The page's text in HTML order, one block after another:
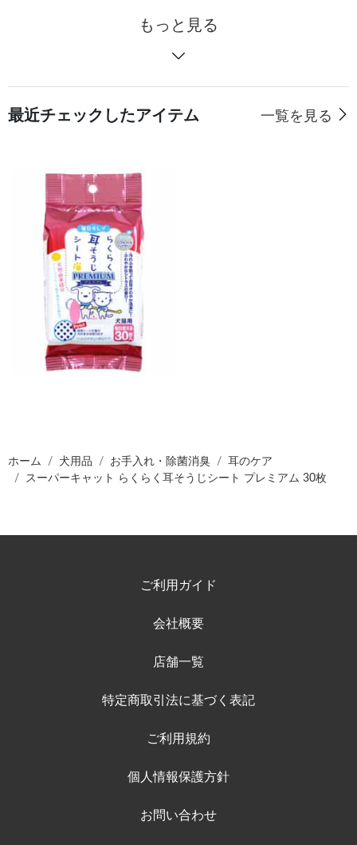
もっと見る
最近チェックしたアイテム 一覧を見る
ホーム 犬用品 お手入れ・除菌消臭
耳のケア
スーパーキャット らくらく耳そうじシート プレミアム 30枚
ご利用ガイド
会社概要
店舗一覧
特定商取引法に基づく表記
ご利用規約
個人情報保護方針
お問い合わせ